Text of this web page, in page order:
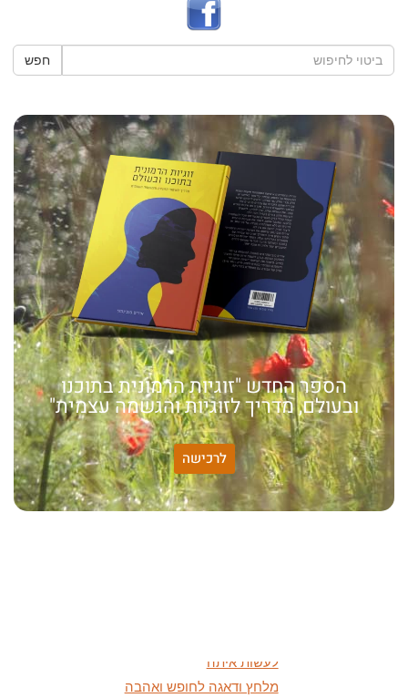
חפש
הספר החדש "זוגיות הרמונית בתוכנו
ובעולם, מדריך לזוגיות והגשמה עצמית"
לרכישה
האמונה שלי:
שונות היא שפע של אפשרויות,
מלחץ ודאגה לחופש ואהבה